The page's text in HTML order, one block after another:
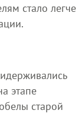
стало легче
этапе
старой